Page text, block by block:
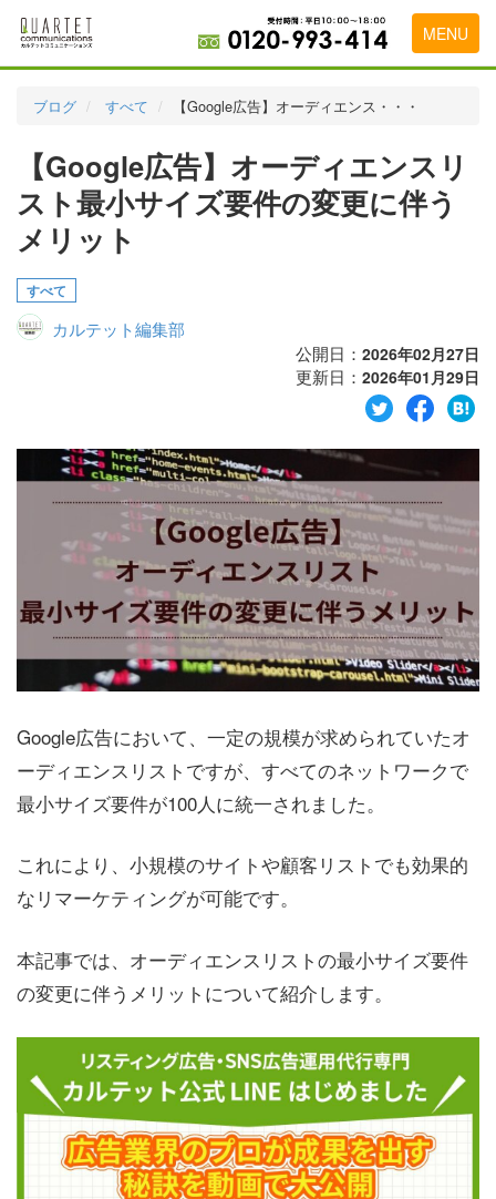
MENU
実績・お客様の声
初めて導入をお考えの方
広告代理店・HP制作会社様へ
お問い合わせ
ブログ すべて 【Google広告】オーディエンス・・・
【Google広告】オーディエンスリ
スト最小サイズ要件の変更に伴う
メリット
すべて
カルテット編集部
公開日： 2026年02月27日
更新日： 2026年01月29日
Google広告において、一定の規模が求められていたオ
ーディエンスリストですが、すべてのネットワークで
最小サイズ要件が100人に統一されました。
これにより、小規模のサイトや顧客リストでも効果的
なリマーケティングが可能です。
本記事では、オーディエンスリストの最小サイズ要件
の変更に伴うメリットについて紹介します。